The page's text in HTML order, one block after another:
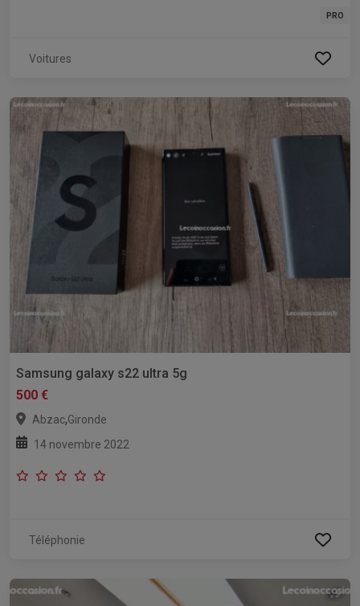
PRO
Voitures
Samsung galaxy s22 ultra 5g
500 €
Abzac,Gironde
14 novembre 2022
Téléphonie